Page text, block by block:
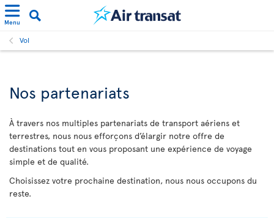
Menu
Vol
Nos partenariats
À travers nos multiples partenariats de transport aériens et
terrestres, nous nous efforçons d’élargir notre offre de
destinations tout en vous proposant une expérience de voyage
simple et de qualité.
Choisissez votre prochaine destination, nous nous occupons du
reste.